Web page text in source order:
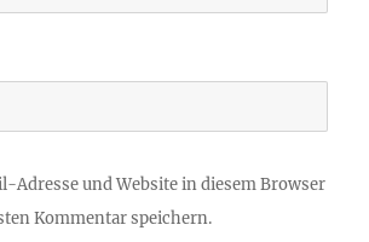
Adresse und Website in diesem Browser
Kommentar speichern.